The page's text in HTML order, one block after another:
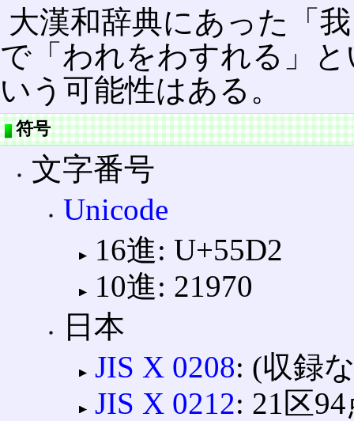
大漢和辞典にあった「
で「われをわすれる」
いう可能性はある。
符号
文字番号
Unicode
16進: U+55D2
10進: 21970
日本
JIS X 0208: (収録
JIS X 0212: 21区